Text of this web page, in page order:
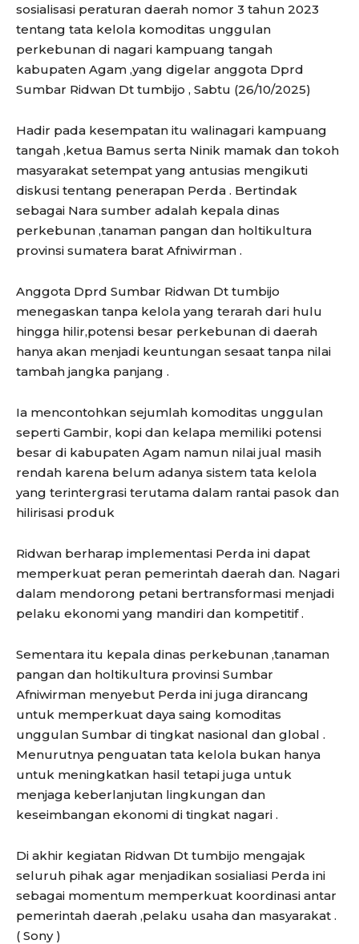
sosialisasi peraturan daerah nomor 3 tahun 2023
tentang tata kelola komoditas unggulan
perkebunan di nagari kampuang tangah
kabupaten Agam ,yang digelar anggota Dprd
Sumbar Ridwan Dt tumbijo , Sabtu (26/10/2025)
Hadir pada kesempatan itu walinagari kampuang
tangah ,ketua Bamus serta Ninik mamak dan tokoh
masyarakat setempat yang antusias mengikuti
diskusi tentang penerapan Perda . Bertindak
sebagai Nara sumber adalah kepala dinas
perkebunan ,tanaman pangan dan holtikultura
provinsi sumatera barat Afniwirman .
Anggota Dprd Sumbar Ridwan Dt tumbijo
menegaskan tanpa kelola yang terarah dari hulu
hingga hilir,potensi besar perkebunan di daerah
hanya akan menjadi keuntungan sesaat tanpa nilai
tambah jangka panjang .
Ia mencontohkan sejumlah komoditas unggulan
seperti Gambir, kopi dan kelapa memiliki potensi
besar di kabupaten Agam namun nilai jual masih
rendah karena belum adanya sistem tata kelola
yang terintergrasi terutama dalam rantai pasok dan
hilirisasi produk
Ridwan berharap implementasi Perda ini dapat
memperkuat peran pemerintah daerah dan. Nagari
dalam mendorong petani bertransformasi menjadi
pelaku ekonomi yang mandiri dan kompetitif .
Sementara itu kepala dinas perkebunan ,tanaman
pangan dan holtikultura provinsi Sumbar
Afniwirman menyebut Perda ini juga dirancang
untuk memperkuat daya saing komoditas
unggulan Sumbar di tingkat nasional dan global .
Menurutnya penguatan tata kelola bukan hanya
untuk meningkatkan hasil tetapi juga untuk
menjaga keberlanjutan lingkungan dan
keseimbangan ekonomi di tingkat nagari .
Di akhir kegiatan Ridwan Dt tumbijo mengajak
seluruh pihak agar menjadikan sosialiasi Perda ini
sebagai momentum memperkuat koordinasi antar
pemerintah daerah ,pelaku usaha dan masyarakat .
( Sony )